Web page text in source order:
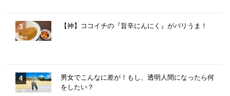
【神】ココイチの『旨辛にんにく』がバリうま！
男女でこんなに差が！もし、透明人間になったら何
をしたい？